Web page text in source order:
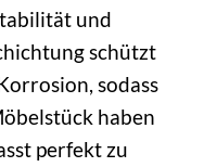
und
schützt
sodass
haben
perfekt zu